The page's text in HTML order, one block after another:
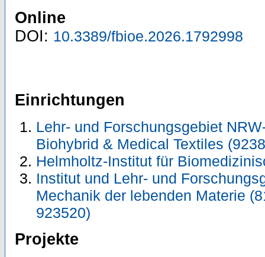
Online
DOI: 10.3389/fbioe.2026.1792998
Einrichtungen
Lehr- und Forschungsgebiet
Biohybrid & Medical Textiles
Helmholtz-Institut für
Institut und Lehr- und
Mechanik der lebenden Materie
923520)
Projekte